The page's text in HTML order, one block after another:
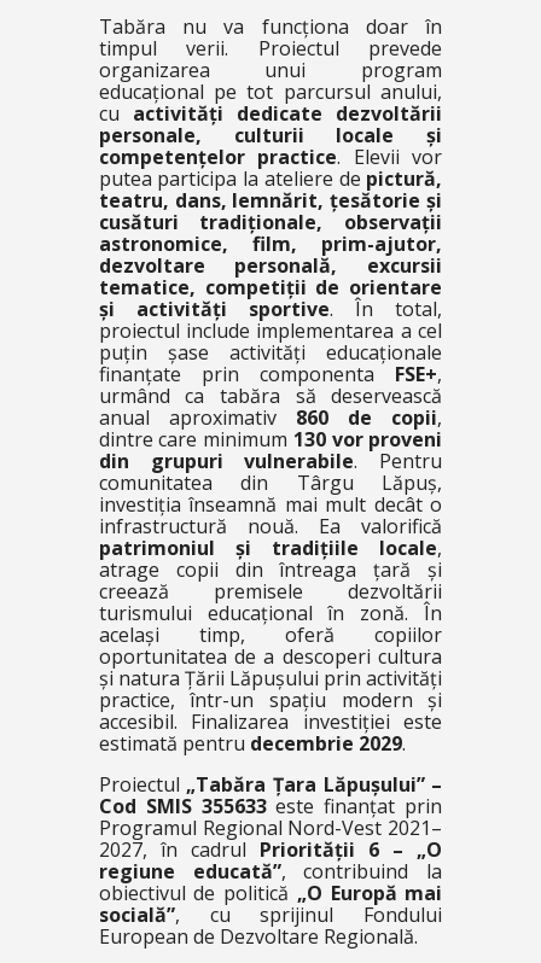
Tabăra nu va funcționa doar în
timpul verii. Proiectul prevede
organizarea unui program
educațional pe tot parcursul anului,
cu activități dedicate dezvoltării
personale, culturii locale și
competențelor practice. Elevii vor
putea participa la ateliere de pictură,
teatru, dans, lemnărit, țesătorie și
cusături tradiționale, observații
astronomice, film, prim-ajutor,
dezvoltare personală, excursii
tematice, competiții de orientare
și activități sportive. În total,
proiectul include implementarea a cel
puțin șase activități educaționale
finanțate prin componenta FSE+,
urmând ca tabăra să deservească
anual aproximativ 860 de copii,
dintre care minimum 130 vor proveni
din grupuri vulnerabile. Pentru
comunitatea din Târgu Lăpuș,
investiția înseamnă mai mult decât o
infrastructură nouă. Ea valorifică
patrimoniul și tradițiile locale,
atrage copii din întreaga țară și
creează premisele dezvoltării
turismului educațional în zonă. În
același timp, oferă copiilor
oportunitatea de a descoperi cultura
și natura Țării Lăpușului prin activități
practice, într-un spațiu modern și
accesibil. Finalizarea investiției este
estimată pentru decembrie 2029.
Proiectul „Tabăra Țara Lăpușului” –
Cod SMIS 355633este finanțat prin
Programul Regional Nord-Vest 2021–
2027, în cadrul Priorității 6 – „O
regiune educată”, contribuind la
obiectivul de politică „O Europă mai
socială”, cu sprijinul Fondului
European de Dezvoltare Regională.